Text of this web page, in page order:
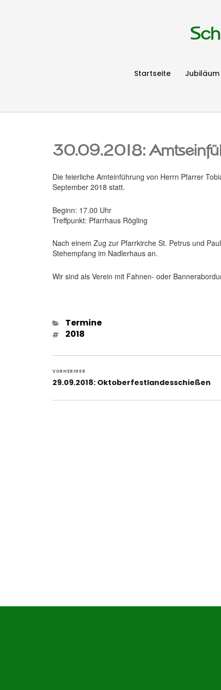
Startseite Jubiläum
30.09.2018:
Die feierliche Amteinführung von Herrn Pfarrer
September 2018 statt.
Beginn: 17.00 Uhr
Treffpunkt: Pfarrhaus Rögling
Nach einem Zug zur Pfarrkirche St. Petrus und
Stehempfang im Nadlerhaus an.
Wir sind als Verein mit Fahnen- oder
Kategorien
Termine
Schlagwörter
2018
VORHERIGER
Vorheriger
29.09.2018: Oktoberfestlandesschießen